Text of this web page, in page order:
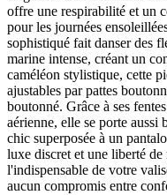
offre une respirabilité et un
pour les journées
sophistiqué fait danser des
marine intense, créant un
caméléon stylistique, cette
ajustables par pattes
boutonné. Grâce à ses
aérienne, elle se porte aussi
chic superposée à un
luxe discret et une liberté
l'indispensable de votre
aucun compromis entre